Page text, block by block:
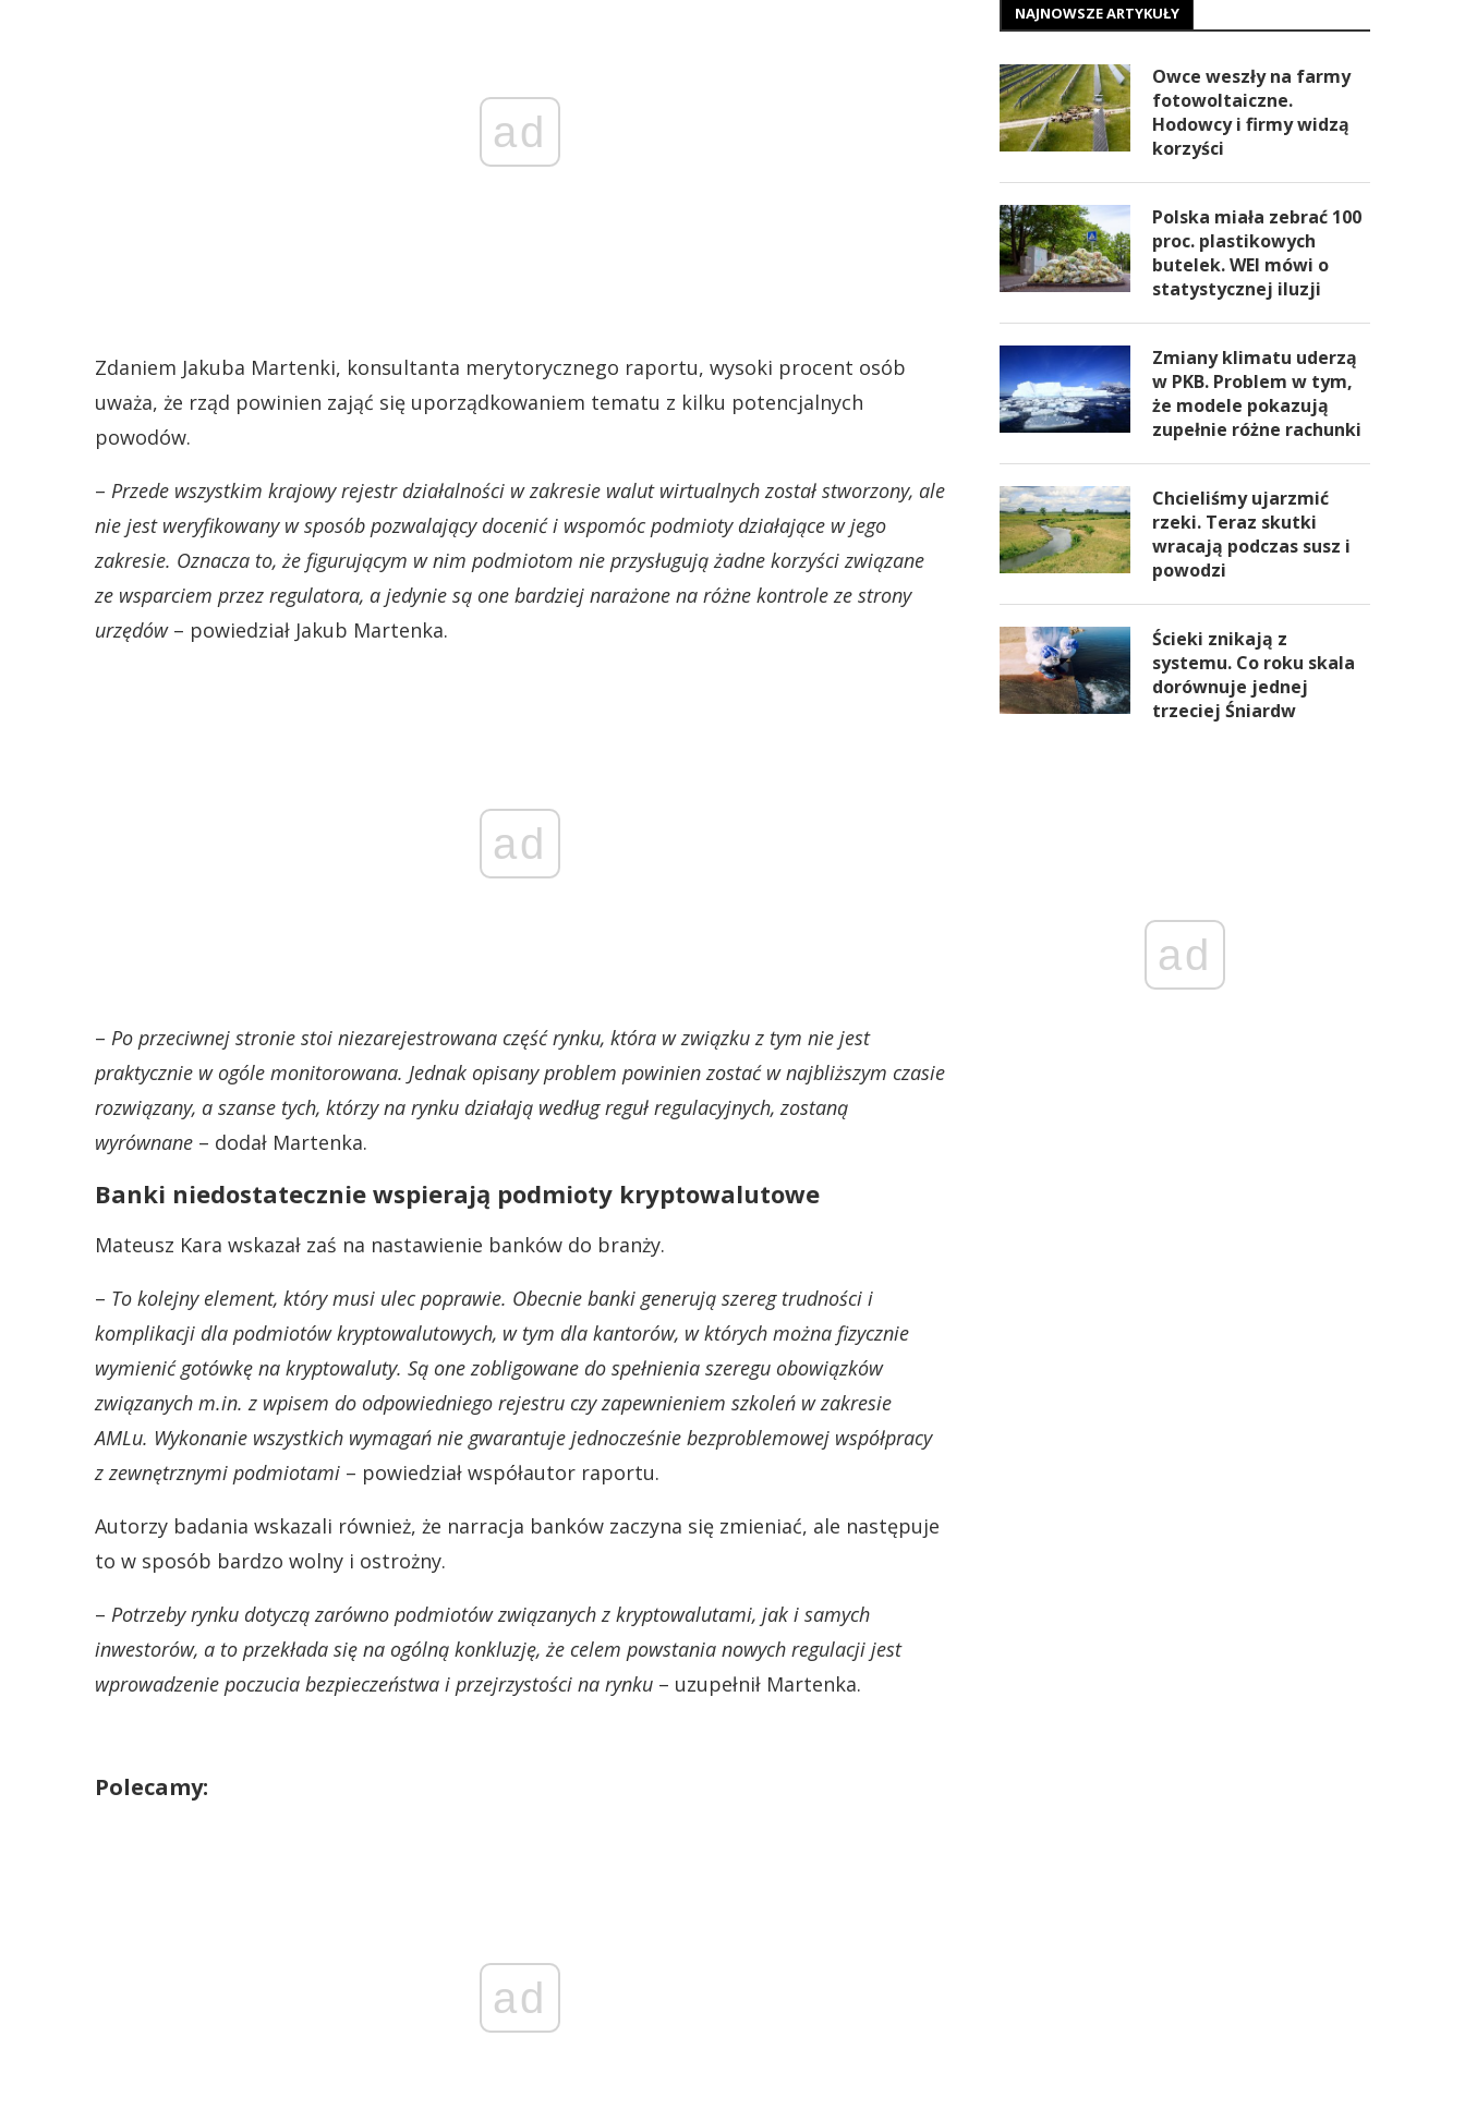
ad
Zdaniem Jakuba Martenki, konsultanta merytorycznego raportu, wysoki procent osób
uważa, że rząd powinien zająć się uporządkowaniem tematu z kilku potencjalnych
powodów.
– Przede wszystkim krajowy rejestr działalności w zakresie walut wirtualnych został stworzony, ale
nie jest weryfikowany w sposób pozwalający docenić i wspomóc podmioty działające w jego
zakresie. Oznacza to, że figurującym w nim podmiotom nie przysługują żadne korzyści związane
ze wsparciem przez regulatora, a jedynie są one bardziej narażone na różne kontrole ze strony
urzędów– powiedział Jakub Martenka.
ad
– Po przeciwnej stronie stoi niezarejestrowana część rynku, która w związku z tym nie jest
praktycznie w ogóle monitorowana. Jednak opisany problem powinien zostać w najbliższym czasie
rozwiązany, a szanse tych, którzy na rynku działają według reguł regulacyjnych, zostaną
wyrównane – dodał Martenka.
Banki niedostatecznie wspierają podmioty kryptowalutowe
Mateusz Kara wskazał zaś na nastawienie banków do branży.
– To kolejny element, który musi ulec poprawie. Obecnie banki generują szereg trudności i
komplikacji dla podmiotów kryptowalutowych, w tym dla kantorów, w których można fizycznie
wymienić gotówkę na kryptowaluty. Są one zobligowane do spełnienia szeregu obowiązków
związanych m.in. z wpisem do odpowiedniego rejestru czy zapewnieniem szkoleń w zakresie
AMLu. Wykonanie wszystkich wymagań nie gwarantuje jednocześnie bezproblemowej współpracy
z zewnętrznymi podmiotami – powiedział współautor raportu.
Autorzy badania wskazali również, że narracja banków zaczyna się zmieniać, ale następuje
to w sposób bardzo wolny i ostrożny.
– Potrzeby rynku dotyczą zarówno podmiotów związanych z kryptowalutami, jak i samych
inwestorów, a to przekłada się na ogólną konkluzję, że celem powstania nowych regulacji jest
wprowadzenie poczucia bezpieczeństwa i przejrzystości na rynku – uzupełnił Martenka.
Polecamy:
ad
NAJNOWSZE ARTYKUŁY
Owce weszły na farmy
fotowoltaiczne.
Hodowcy i firmy widzą
korzyści
Polska miała zebrać 100
proc. plastikowych
butelek. WEI mówi o
statystycznej iluzji
Zmiany klimatu uderzą
w PKB. Problem w tym,
że modele pokazują
zupełnie różne rachunki
Chcieliśmy ujarzmić
rzeki. Teraz skutki
wracają podczas susz i
powodzi
Ścieki znikają z
systemu. Co roku skala
dorównuje jednej
trzeciej Śniardw
ad